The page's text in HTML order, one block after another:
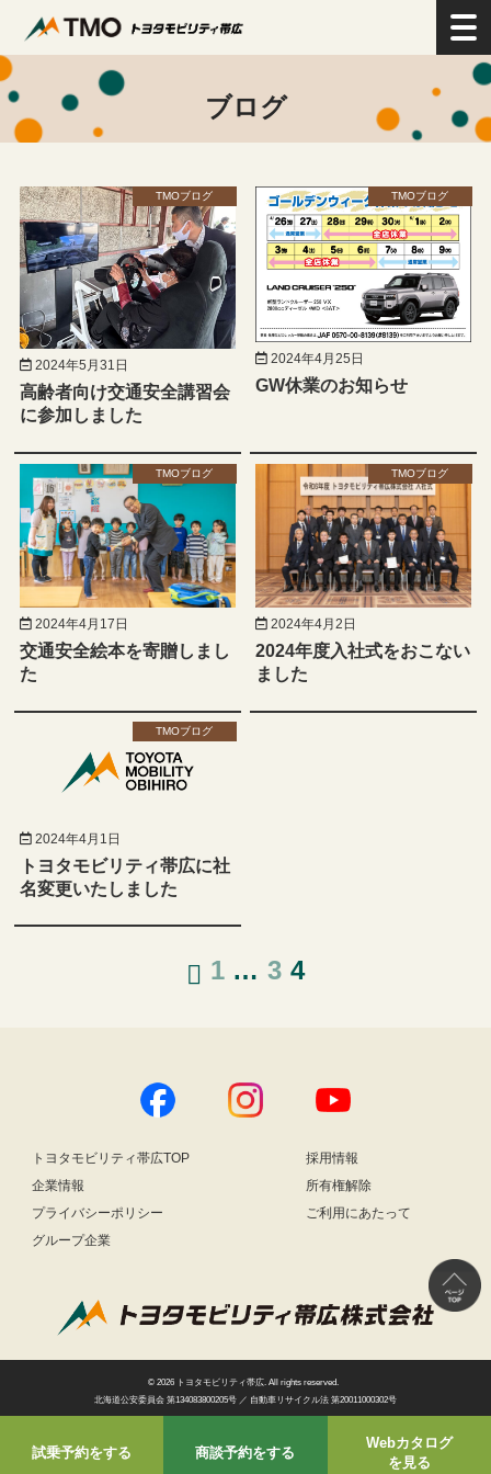
試乗予約をする 商談予約をする
Webカタログ
を見る
>お知らせ／ブログ>ブログ
ブログ
TMOブログ
2024年5月31日
高齢者向け交通安全講習会
に参加しました
TMOブログ
2024年4月25日
GW休業のお知らせ
TMOブログ
2024年4月17日
交通安全絵本を寄贈しまし
た
TMOブログ
2024年4月2日
2024年度入社式をおこない
ました
TMOブログ
2024年4月1日
トヨタモビリティ帯広に社
名変更いたしました
1 … 3 4
トヨタモビリティ帯広TOP
採用情報
企業情報
所有権解除
プライバシーポリシー
ご利用にあたって
グループ企業
© 2026 トヨタモビリティ帯広. All rights reserved.
北海道公安委員会 第134083800205号 ／ 自動車リサイクル法 第20011000302号